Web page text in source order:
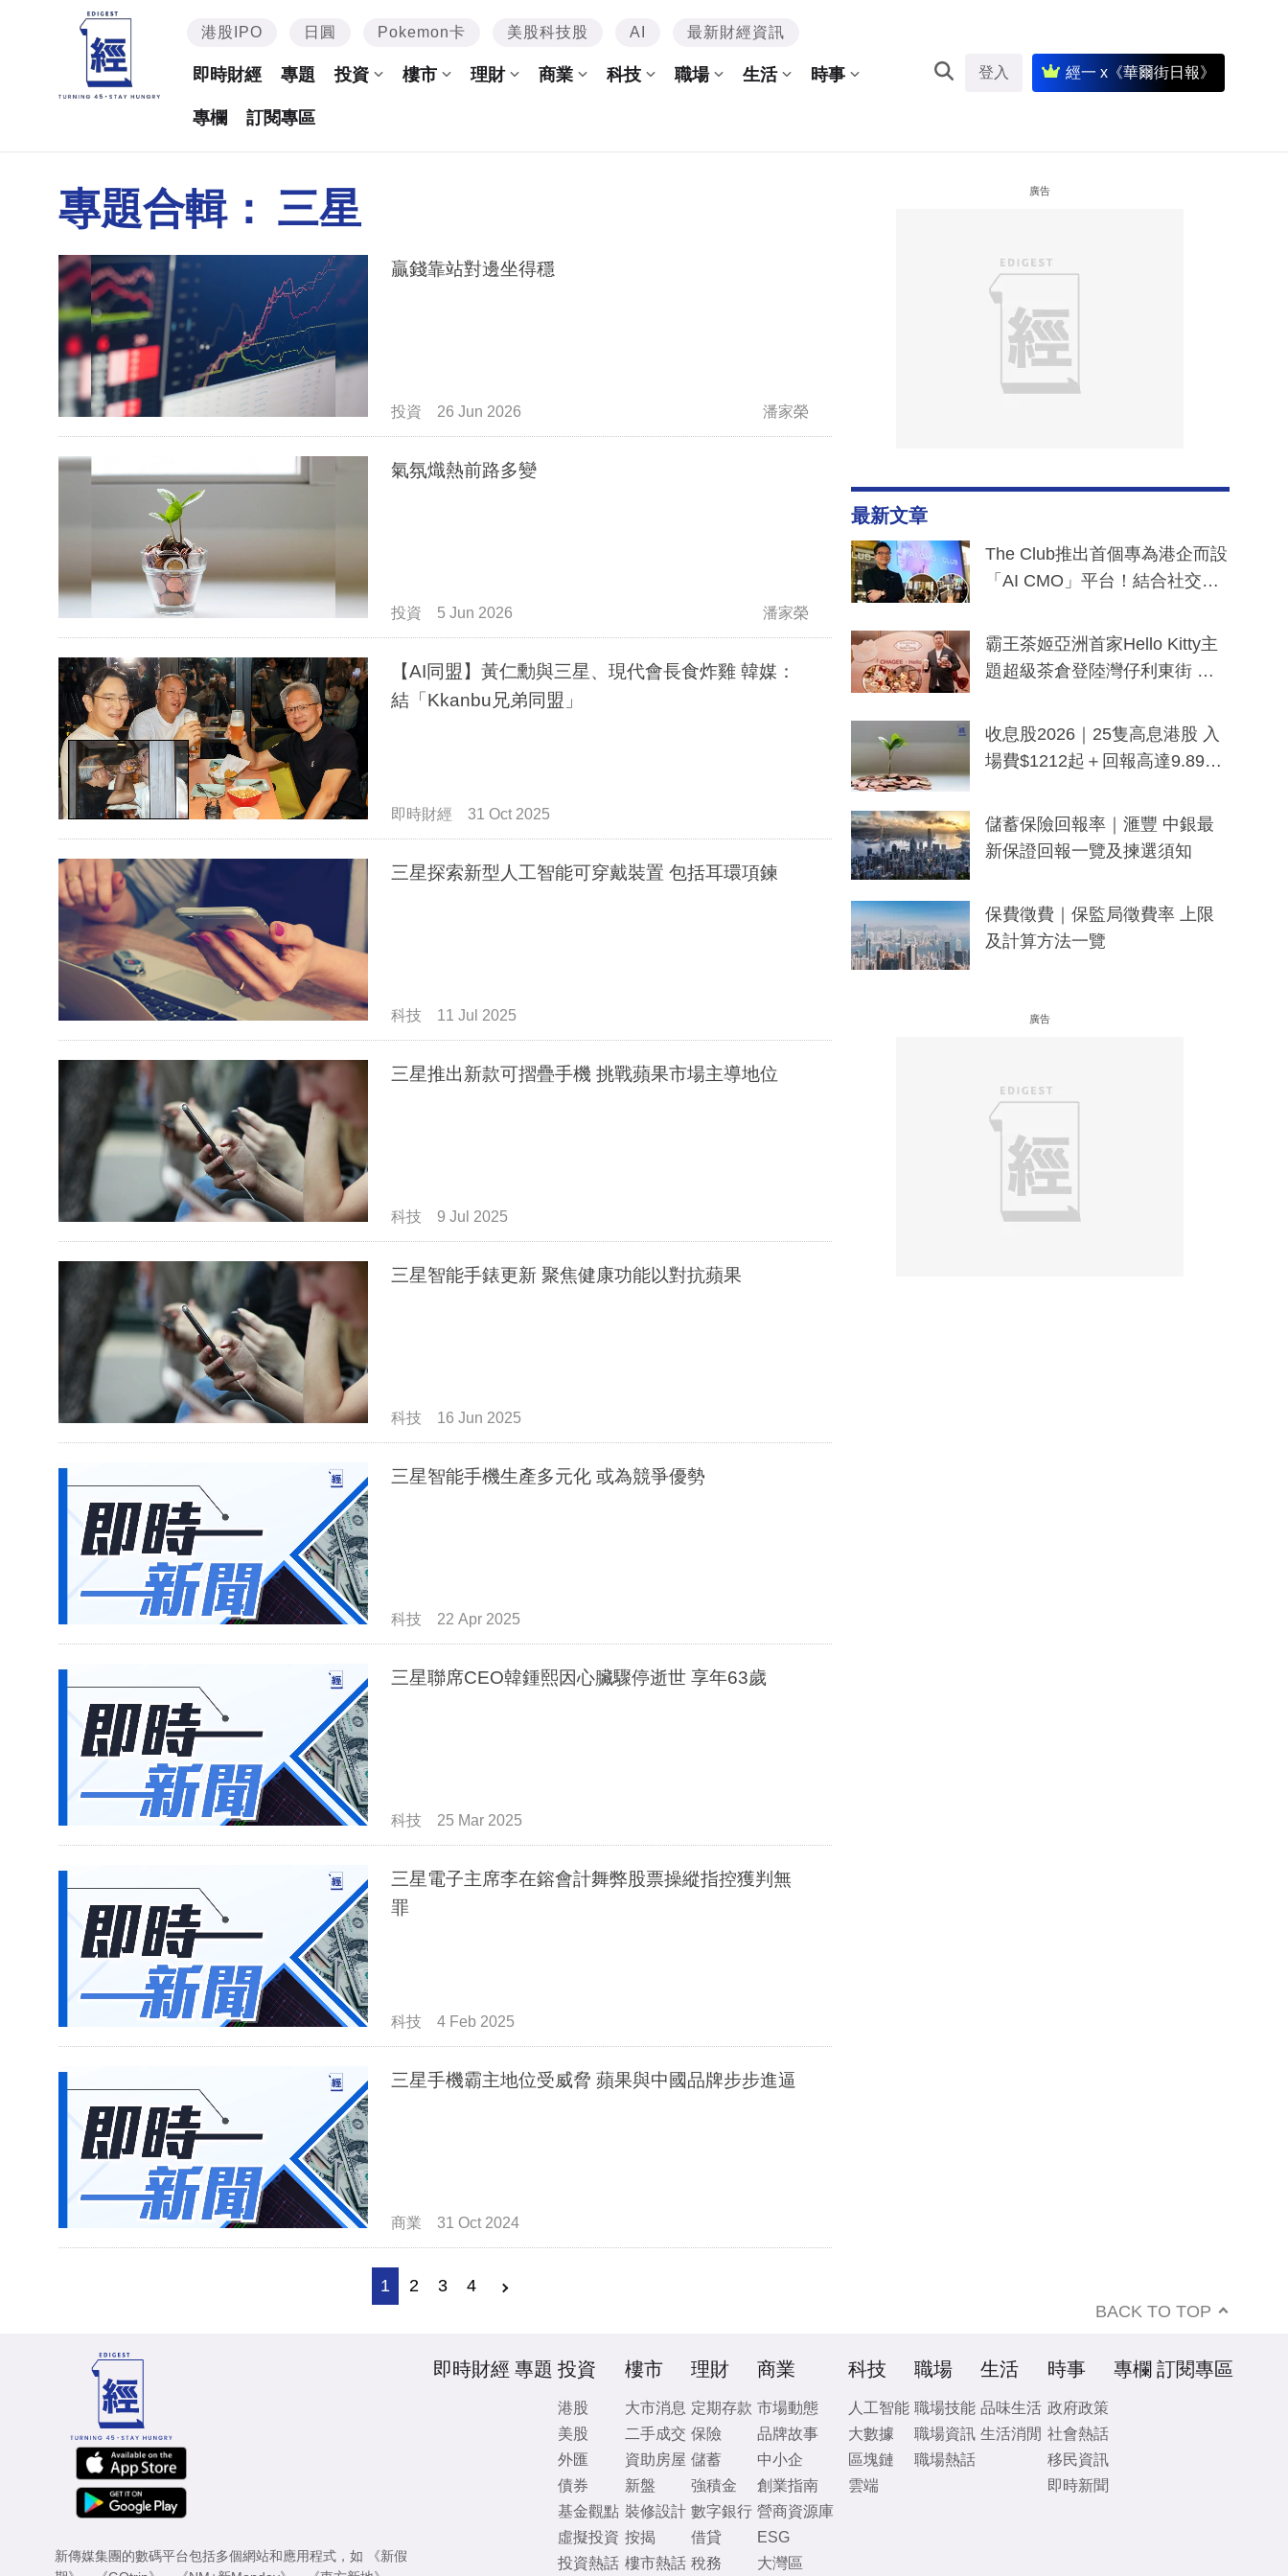
港股IPO 日圓 Pokemon卡 美股科技股 AI 最新財經資訊
即時財經 專題 投資 樓市 理財 商業 科技 職場 生活 時事
專欄 訂閱專區
登入 經一 x《華爾街日報》
專題合輯： 三星
贏錢靠站對邊坐得穩
投資 26 Jun 2026 潘家榮
氣氛熾熱前路多變
投資 5 Jun 2026 潘家榮
【AI同盟】黃仁勳與三星、現代會長食炸雞 韓媒：
結「Kkanbu兄弟同盟」
即時財經 31 Oct 2025
三星探索新型人工智能可穿戴裝置 包括耳環項鍊
科技 11 Jul 2025
三星推出新款可摺疊手機 挑戰蘋果市場主導地位
科技 9 Jul 2025
三星智能手錶更新 聚焦健康功能以對抗蘋果
科技 16 Jun 2025
三星智能手機生產多元化 或為競爭優勢
科技 22 Apr 2025
三星聯席CEO韓鍾熙因心臟驟停逝世 享年63歲
科技 25 Mar 2025
三星電子主席李在鎔會計舞弊股票操縱指控獲判無
罪
科技 4 Feb 2025
三星手機霸主地位受威脅 蘋果與中國品牌步步進逼
商業 31 Oct 2024
1 2 3 4
廣告
最新文章
The Club推出首個專為港企而設
「AI CMO」平台！結合社交聆
分鐘生成「貼地」宣傳短片
霸王茶姬亞洲首家Hello Kitty主
題超級茶倉登陸灣仔利東街 推
y及香港限定特調系列
收息股2026｜25隻高息港股 入
場費$1212起＋回報高達9.89
儲蓄保險回報率｜滙豐 中銀最
新保證回報一覽及揀選須知
保費徵費｜保監局徵費率 上限
及計算方法一覽
廣告
BACK TO TOP
新傳媒集團的數碼平台包括多個網站和應用程式，如
《新假
即時財經 專題 投資
港股
美股
外匯
債券
基金觀點
虛擬投資
投資熱話
樓市
大市消息
二手成交
資助房屋
新盤
裝修設計
按揭
樓市熱話
理財
定期存款
保險
儲蓄
強積金
數字銀行
借貸
稅務
商業
市場動態
品牌故事
中小企
創業指南
營商資源庫
ESG
大灣區
科技
人工智能
大數據
區塊鏈
雲端
職場
職場技能
職場資訊
職場熱話
生活
品味生活
生活消閒
時事
政府政策
社會熱話
移民資訊
即時新聞
專欄 訂閱專區